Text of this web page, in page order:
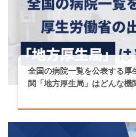
全国の病院一覧を公表する厚
関「地方厚生局」はどんな機